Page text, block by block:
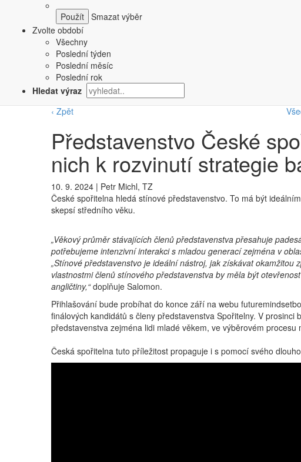
Smazat výběr
Zvolte období
Všechny
Poslední týden
Poslední měsíc
Poslední rok
Hledat výraz
‹ Zpět
Představenstvo České
nich k rozvinutí strategie
10. 9. 2024 | Petr Michl, TZ
České spořitelna hledá stínové představenstvo. To má být
skepsí středního věku.
„Věkový průměr stávajících členů představenstva přesahuje
potřebujeme intenzivní interakci s mladou generací zejména v
„Stínové představenstvo je ideální nástroj, jak získávat
vlastnostmi členů stínového představenstva by měla být
angličtiny,“doplňuje Salomon.
Přihlašování bude probíhat do konce září na webu
finálových kandidátů s členy představenstva Spořitelny. V
představenstva zejména lidi mladé věkem, ve výběrovém
Česká spořitelna tuto příležitost propaguje i s pomocí svého